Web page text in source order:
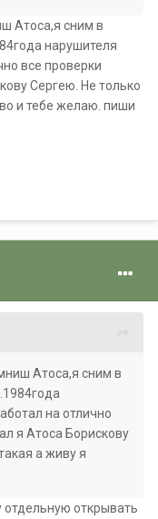
Атоса,я сним в
нарушителя
все проверки
Сергею. Не только
и тебе желаю. пиши
Атоса,я сним в
на отлично
я Атоса Борискову
а живу я
открывать